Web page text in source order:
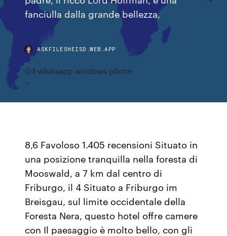
fanciulla dalla grande bellezza,
ASKFILESHEISD.WEB.APP
Gif whatsapp windows phone
8,6 Favoloso 1.405 recensioni Situato in
una posizione tranquilla nella foresta di
Mooswald, a 7 km dal centro di
Friburgo, il 4 Situato a Friburgo im
Breisgau, sul limite occidentale della
Foresta Nera, questo hotel offre camere
con Il paesaggio è molto bello, con gli